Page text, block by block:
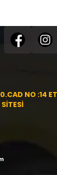
NO :14